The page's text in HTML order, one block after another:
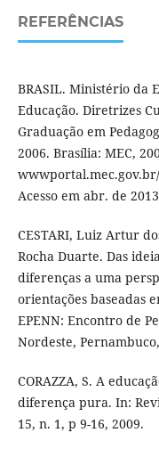
REFERÊNCIAS
BRASIL. Ministério da
Educação. Diretrizes
Graduação em
2006. Brasília: MEC,
Acesso em abr. de 2013
CESTARI, Luiz Artur
Rocha Duarte. Das
diferenças a uma
orientações baseadas
EPENN: Encontro de
Nordeste,
CORAZZA, S. A
diferença pura. In:
15, n. 1, p 9-16, 2009.